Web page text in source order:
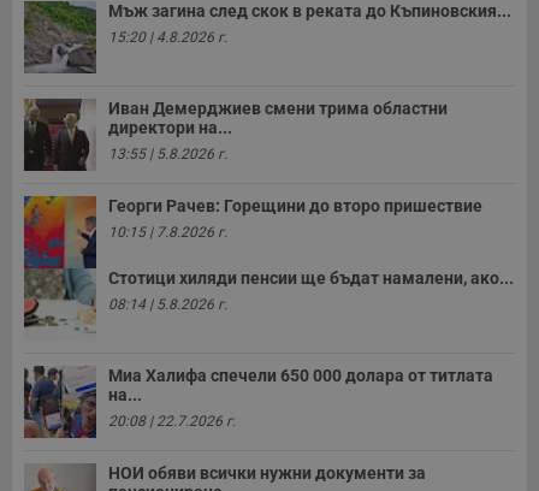
Мъж загина след скок в реката до Къпиновския...
15:20 | 4.8.2026 г.
Иван Демерджиев смени трима областни
директори на...
13:55 | 5.8.2026 г.
Георги Рачев: Горещини до второ пришествие
10:15 | 7.8.2026 г.
Стотици хиляди пенсии ще бъдат намалени, ако...
08:14 | 5.8.2026 г.
Миа Халифа спечели 650 000 долара от титлата
на...
20:08 | 22.7.2026 г.
НОИ обяви всички нужни документи за